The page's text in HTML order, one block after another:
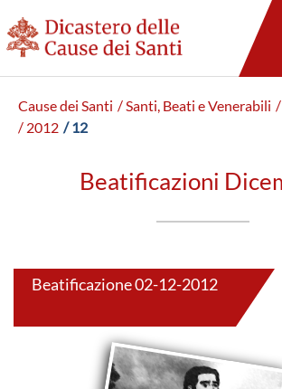
Cause dei Santi / Santi, Beati e Venerabili
/ 2012 / 12
Beatificazioni
Beatificazione 02-12-2012